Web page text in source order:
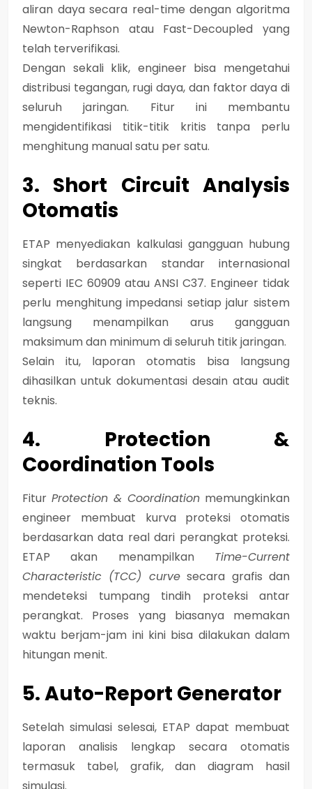
aliran daya secara real-time dengan algoritma
Newton-Raphson atau Fast-Decoupled yang
telah terverifikasi.
Dengan sekali klik, engineer bisa mengetahui
distribusi tegangan, rugi daya, dan faktor daya di
seluruh jaringan. Fitur ini membantu
mengidentifikasi titik-titik kritis tanpa perlu
menghitung manual satu per satu.
3. Short Circuit Analysis
Otomatis
ETAP menyediakan kalkulasi gangguan hubung
singkat berdasarkan standar internasional
seperti IEC 60909 atau ANSI C37. Engineer tidak
perlu menghitung impedansi setiap jalur sistem
langsung menampilkan arus gangguan
maksimum dan minimum di seluruh titik jaringan.
Selain itu, laporan otomatis bisa langsung
dihasilkan untuk dokumentasi desain atau audit
teknis.
4. Protection &
Coordination Tools
Fitur Protection & Coordination memungkinkan
engineer membuat kurva proteksi otomatis
berdasarkan data real dari perangkat proteksi.
ETAP akan menampilkan Time-Current
Characteristic (TCC) curvesecara grafis dan
mendeteksi tumpang tindih proteksi antar
perangkat. Proses yang biasanya memakan
waktu berjam-jam ini kini bisa dilakukan dalam
hitungan menit.
5. Auto-Report Generator
Setelah simulasi selesai, ETAP dapat membuat
laporan analisis lengkap secara otomatis
termasuk tabel, grafik, dan diagram hasil